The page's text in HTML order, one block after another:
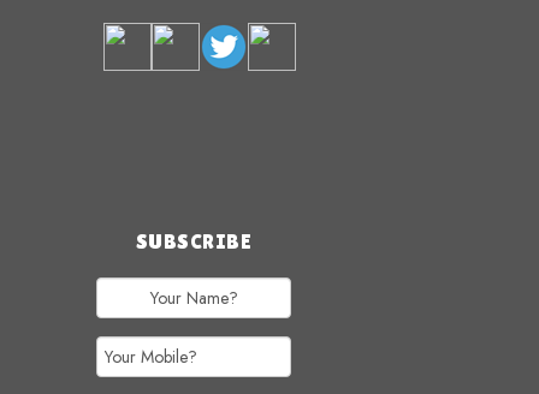
SUBSCRIBE